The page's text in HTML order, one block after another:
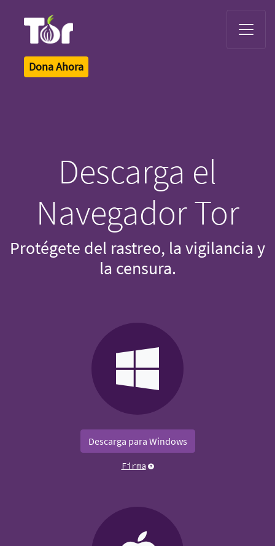
Dona Ahora
Descarga el
Navegador Tor
Protégete del rastreo, la vigilancia y
la censura.
Descarga para Windows
Firma